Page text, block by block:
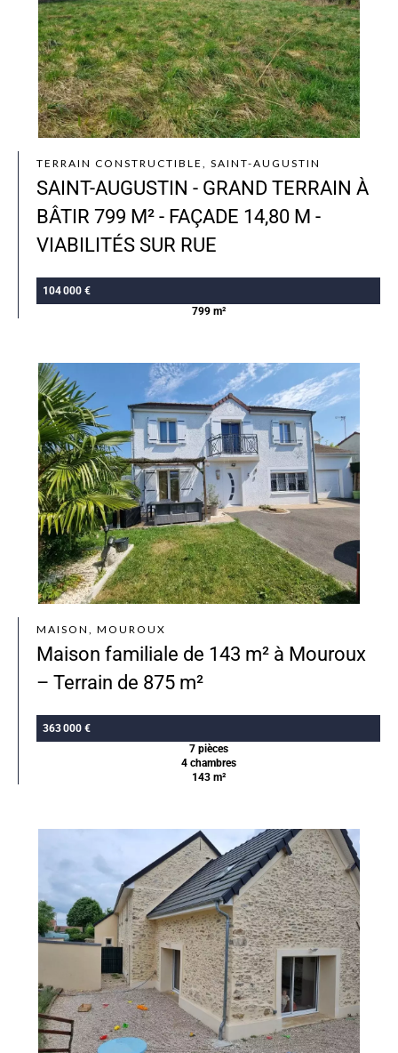
TERRAIN CONSTRUCTIBLE, SAINT-AUGUSTIN
SAINT-AUGUSTIN - GRAND TERRAIN À
BÂTIR 799 M² - FAÇADE 14,80 M -
VIABILITÉS SUR RUE
104 000 €
799 m²
MAISON, MOUROUX
Maison familiale de 143 m² à Mouroux
– Terrain de 875 m²
363 000 €
7 pièces
4 chambres
143 m²